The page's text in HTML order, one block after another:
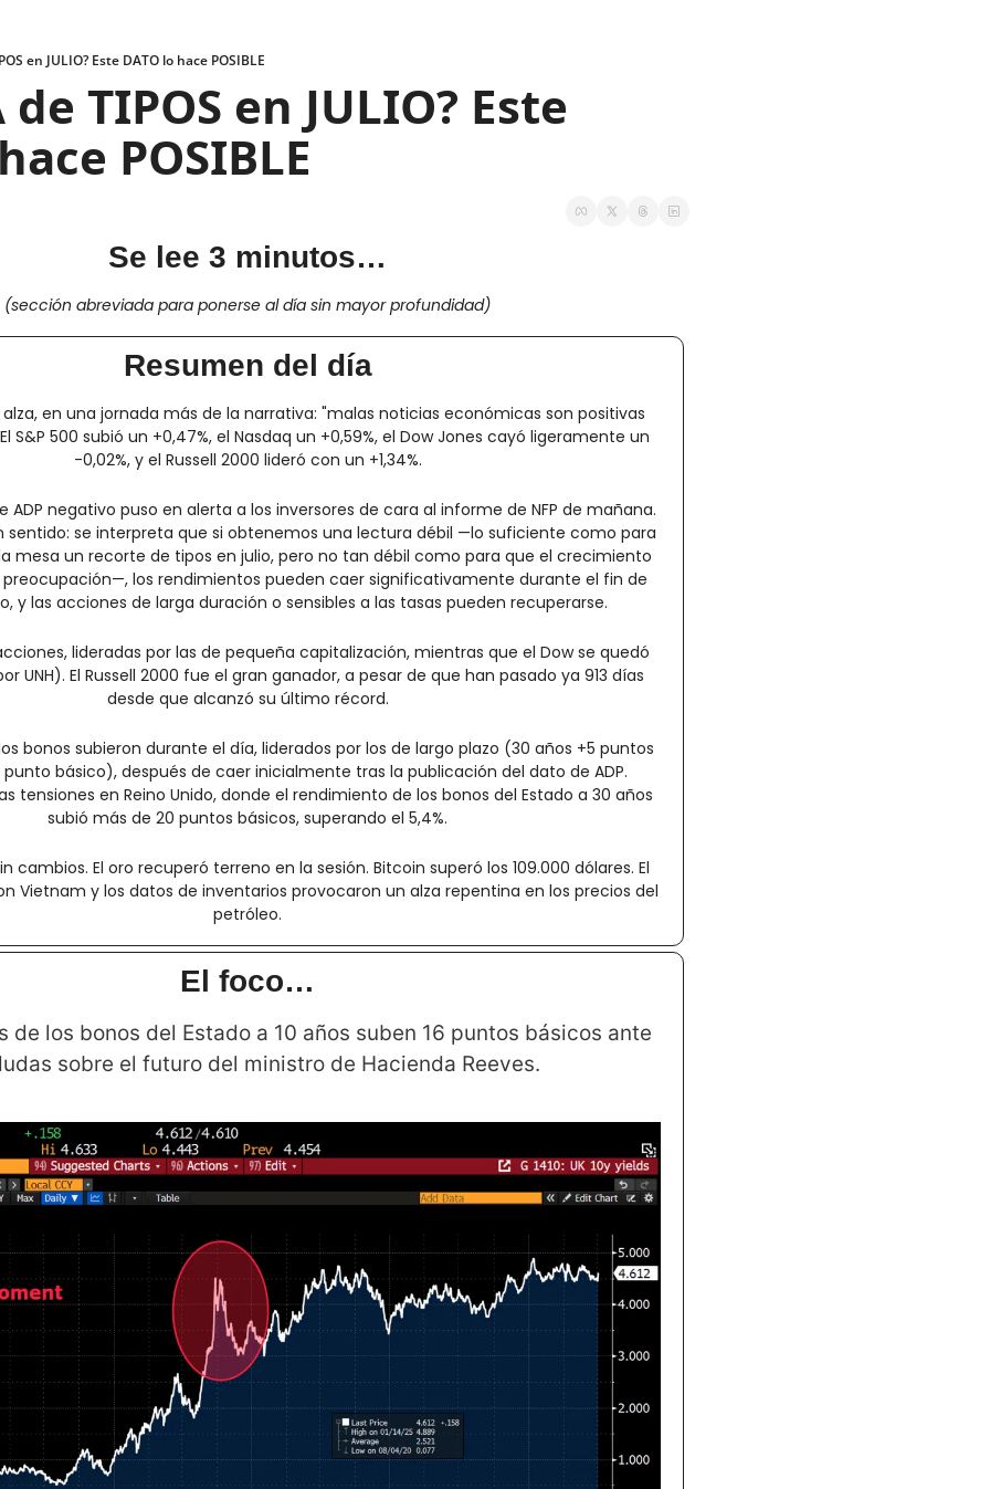
en JULIO? Este DATO lo hace POSIBLE
de TIPOS en JULIO? Este
POSIBLE
Se lee 3 minutos…
(sección abreviada para ponerse al día sin mayor profundidad)
Resumen del día
en una jornada más de la narrativa: "malas noticias económicas son positivas
S&P 500 subió un +0,47%, el Nasdaq un +0,59%, el Dow Jones cayó ligeramente un
-0,02%, y el Russell 2000 lideró con un +1,34%.
ADP negativo puso en alerta a los inversores de cara al informe de NFP de mañana.
sentido: se interpreta que si obtenemos una lectura débil —lo suficiente como para
mesa un recorte de tipos en julio, pero no tan débil como para que el crecimiento
los rendimientos pueden caer significativamente durante el fin de
y las acciones de larga duración o sensibles a las tasas pueden recuperarse.
lideradas por las de pequeña capitalización, mientras que el Dow se quedó
UNH). El Russell 2000 fue el gran ganador, a pesar de que han pasado ya 913 días
desde que alcanzó su último récord.
bonos subieron durante el día, liderados por los de largo plazo (30 años +5 puntos
punto básico), después de caer inicialmente tras la publicación del dato de ADP.
tensiones en Reino Unido, donde el rendimiento de los bonos del Estado a 30 años
subió más de 20 puntos básicos, superando el 5,4%.
cambios. El oro recuperó terreno en la sesión. Bitcoin superó los 109.000 dólares. El
Vietnam y los datos de inventarios provocaron un alza repentina en los precios del
petróleo.
El foco…
de los bonos del Estado a 10 años suben 16 puntos básicos ante
sobre el futuro del ministro de Hacienda Reeves.